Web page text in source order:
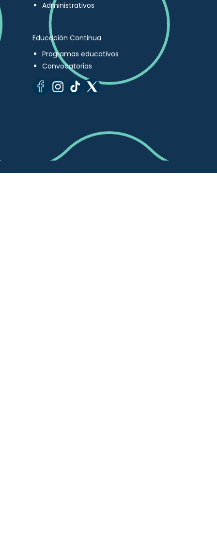
Administrativos
Educación Continua
Programas educativos
Convocatorias